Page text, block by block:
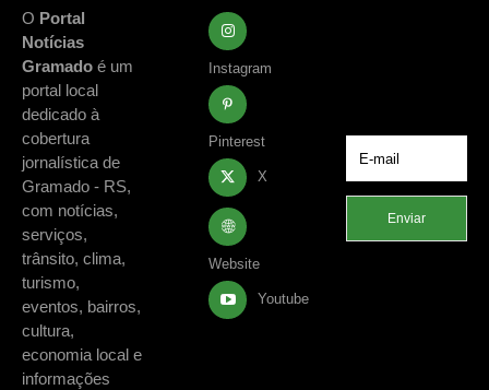
O Portal
Notícias
Gramado é um
portal local
dedicado à
cobertura
jornalística de
Gramado - RS,
com notícias,
serviços,
trânsito, clima,
turismo,
eventos, bairros,
cultura,
economia local e
informações
Instagram
Pinterest
X
Website
Youtube
Enviar